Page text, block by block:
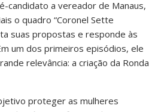
candidato a vereador de Manaus,
o quadro “Coronel Sette
suas propostas e responde às
um dos primeiros episódios, ele
relevância: a criação da Ronda
proteger as mulheres